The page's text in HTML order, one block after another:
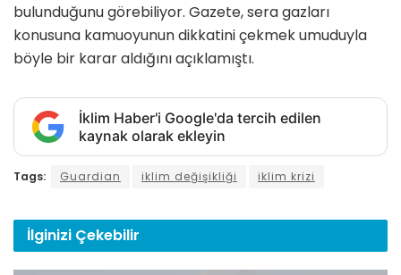
bulunduğunu görebiliyor. Gazete, sera gazları
konusuna kamuoyunun dikkatini çekmek umuduyla
böyle bir karar aldığını açıklamıştı.
İklim Haber'i Google'da tercih edilen
kaynak olarak ekleyin
Tags: Guardian iklim değişikliği iklim krizi
İlginizi Çekebilir